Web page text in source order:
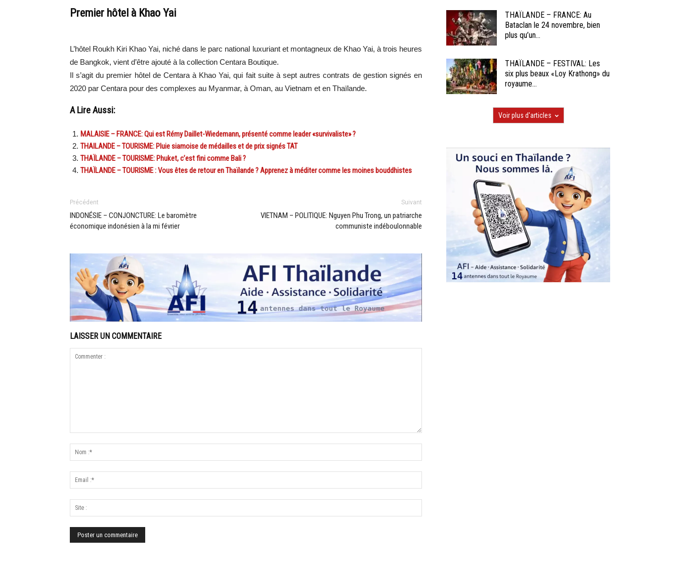
Premier hôtel à Khao Yai
L’hôtel Roukh Kiri Khao Yai, niché dans le parc national luxuriant et montagneux de Khao Yai, à trois heures
de Bangkok, vient d’être ajouté à la collection Centara Boutique.
Il s’agit du premier hôtel de Centara à Khao Yai, qui fait suite à sept autres contrats de gestion signés en
2020 par Centara pour des complexes au Myanmar, à Oman, au Vietnam et en Thaïlande.
A Lire Aussi:
MALAISIE – FRANCE: Qui est Rémy Daillet-Wiedemann, présenté comme leader «survivaliste» ?
THAILANDE – TOURISME: Pluie siamoise de médailles et de prix signés TAT
THAÏLANDE – TOURISME: Phuket, c’est fini comme Bali ?
THAÏLANDE – TOURISME : Vous êtes de retour en Thaïlande ? Apprenez à méditer comme les moines bouddhistes
Précédent
INDONÉSIE – CONJONCTURE: Le baromètre
économique indonésien à la mi février
Suivant
VIETNAM – POLITIQUE: Nguyen Phu Trong, un patriarche
communiste indéboulonnable
LAISSER UN COMMENTAIRE
THAÏLANDE – FRANCE: Au
Bataclan le 24 novembre, bien
plus qu’un...
THAÏLANDE – FESTIVAL: Les
six plus beaux «Loy Krathong» du
royaume...
Voir plus d'articles